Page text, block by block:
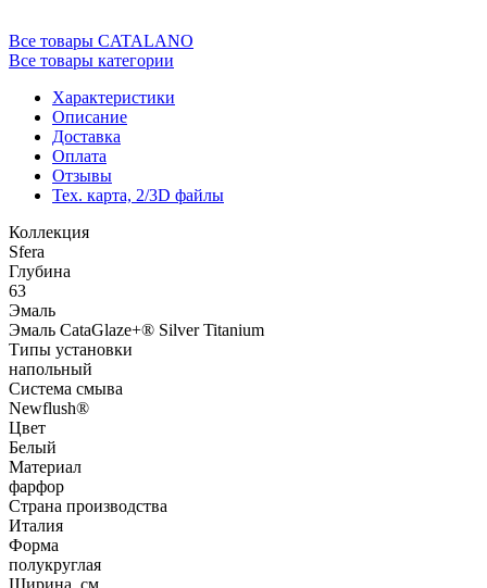
Все товары CATALANO
Все товары категории
Характеристики
Описание
Доставка
Оплата
Отзывы
Тех. карта, 2/3D файлы
Коллекция
Sfera
Глубина
63
Эмаль
Эмаль CataGlaze+® Silver Titanium
Типы установки
напольный
Система смыва
Newflush®
Цвет
Белый
Материал
фарфор
Страна производства
Италия
Форма
полукруглая
Ширина, см